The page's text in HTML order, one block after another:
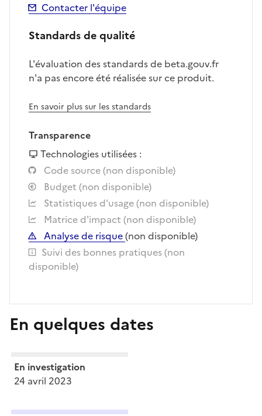
Contacter l'équipe
Standards de qualité
L'évaluation des standards de beta.gouv.fr
n'a pas encore été réalisée sur ce produit.
En savoir plus sur les standards
Transparence
Technologies utilisées :
Code source (non disponible)
Budget (non disponible)
Statistiques d'usage (non disponible)
Matrice d'impact (non disponible)
Analyse de risque(non disponible)
Suivi des bonnes pratiques (non
disponible)
En quelques dates
En investigation
24 avril 2023